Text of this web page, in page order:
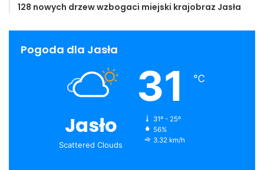
128 nowych drzew wzbogaci miejski krajobraz Jasła
Pogoda dla Jasła
Jasło
Scattered Clouds
31 ℃
31º - 25º
56%
3.32 km/h